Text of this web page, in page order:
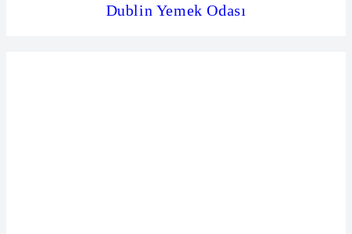
Dublin Yemek Odası